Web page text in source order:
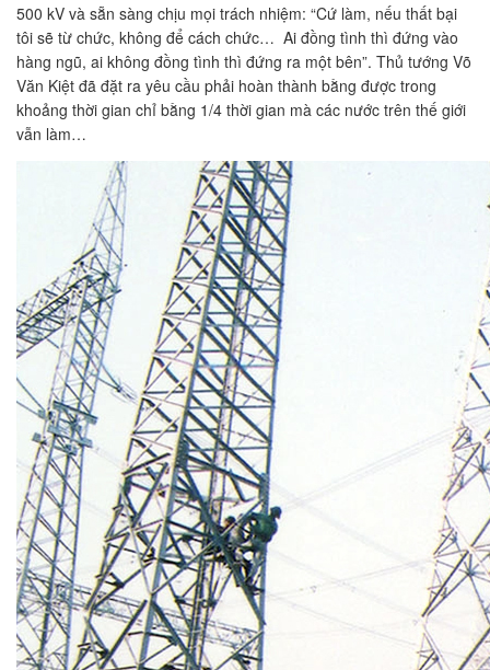
500 kV và sẵn sàng chịu mọi trách nhiệm: “Cứ làm, nếu thất bại
tôi sẽ từ chức, không để cách chức… Ai đồng tình thì đứng vào
hàng ngũ, ai không đồng tình thì đứng ra một bên”. Thủ tướng Võ
Văn Kiệt đã đặt ra yêu cầu phải hoàn thành bằng được trong
khoảng thời gian chỉ bằng 1/4 thời gian mà các nước trên thế giới
vẫn làm…